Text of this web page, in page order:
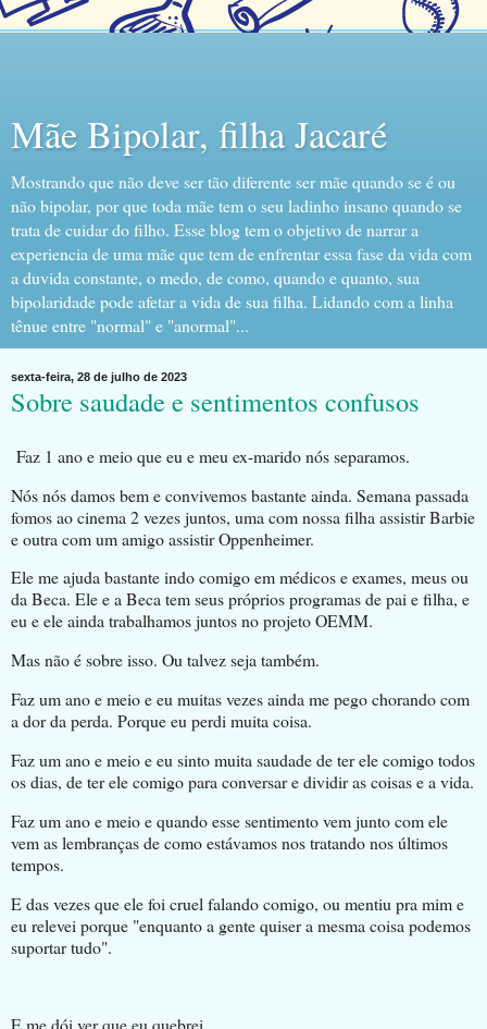
Mãe Bipolar, filha Jacaré
Mostrando que não deve ser tão diferente ser mãe quando se é ou
não bipolar, por que toda mãe tem o seu ladinho insano quando se
trata de cuidar do filho. Esse blog tem o objetivo de narrar a
experiencia de uma mãe que tem de enfrentar essa fase da vida com
a duvida constante, o medo, de como, quando e quanto, sua
bipolaridade pode afetar a vida de sua filha. Lidando com a linha
tênue entre "normal" e "anormal"...
sexta-feira, 28 de julho de 2023
Sobre saudade e sentimentos confusos
Faz 1 ano e meio que eu e meu ex-marido nós separamos.
Nós nós damos bem e convivemos bastante ainda. Semana passada
fomos ao cinema 2 vezes juntos, uma com nossa filha assistir Barbie
e outra com um amigo assistir Oppenheimer.
Ele me ajuda bastante indo comigo em médicos e exames, meus ou
da Beca. Ele e a Beca tem seus próprios programas de pai e filha, e
eu e ele ainda trabalhamos juntos no projeto OEMM.
Mas não é sobre isso. Ou talvez seja também.
Faz um ano e meio e eu muitas vezes ainda me pego chorando com
a dor da perda. Porque eu perdi muita coisa.
Faz um ano e meio e eu sinto muita saudade de ter ele comigo todos
os dias, de ter ele comigo para conversar e dividir as coisas e a vida.
Faz um ano e meio e quando esse sentimento vem junto com ele
vem as lembranças de como estávamos nos tratando nos últimos
tempos.
E das vezes que ele foi cruel falando comigo, ou mentiu pra mim e
eu relevei porque "enquanto a gente quiser a mesma coisa podemos
suportar tudo".
E me dói ver que eu quebrei.